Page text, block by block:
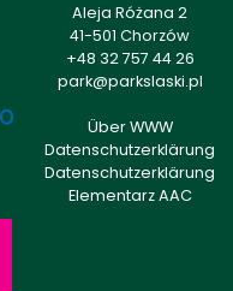
Aleja Różana 2
41-501 Chorzów
+48 32 757 44 26
park@parkslaski.pl
Über WWW
Datenschutzerklärung
Datenschutzerklärung
Elementarz AAC